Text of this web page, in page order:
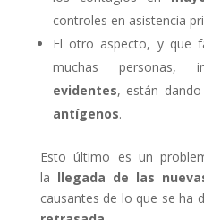
controles en asistencia
El otro aspecto, y que
muchas personas,
evidentes, están dando
antígenos.
Esto último es un
la llegada de las
causantes de lo que se ha